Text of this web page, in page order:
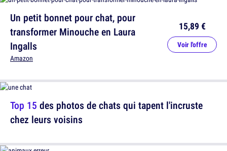
Top 15 des photos de chats qui tapent l'incruste
chez leurs voisins
Un petit bonnet pour chat, pour
transformer Minouche en Laura
Ingalls
Amazon
15,89 €
Voir l'offre